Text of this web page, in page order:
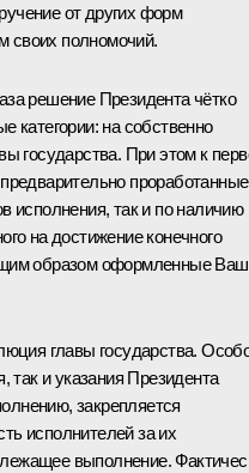
от других форм
своих полномочий.
решение Президента чётко
категории: на собственно
государства. При этом к
проработанные
исполнения, так и по наличию
на достижение конечного
образом оформленные
главы государства.
так и указания Президента
закрепляется
исполнителей за их
выполнение.